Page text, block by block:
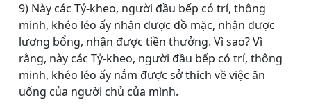
9) Này các Tỷ-kheo, người đầu bếp có trí, thông
minh, khéo léo ấy nhận được đồ mặc, nhận được
lương bổng, nhận được tiền thưởng. Vì sao? Vì
rằng, này các Tỷ-kheo, người đầu bếp có trí, thông
minh, khéo léo ấy nắm được sở thích về việc ăn
uống của người chủ của mình.